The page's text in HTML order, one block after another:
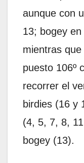
aunque con
13; bogey
mientras
puesto 106º
recorrer el
birdies (16 y
(4, 5, 7, 8,
bogey (13).